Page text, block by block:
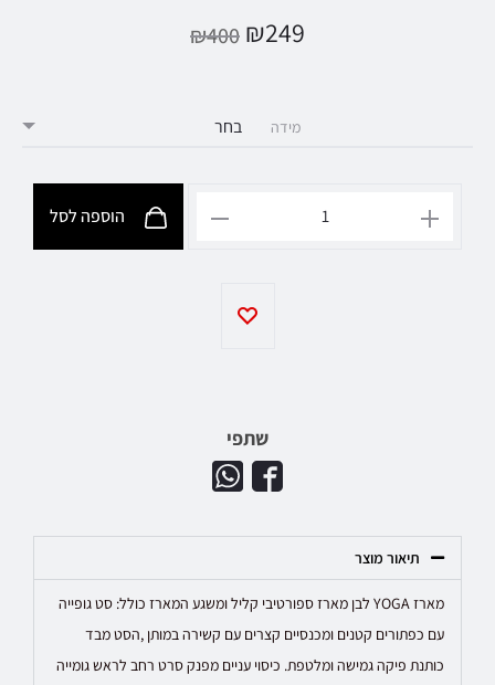
₪400 ₪249
מידה
שתפי
תיאור מוצר
מארז YOGA לבן מארז ספורטיבי קליל ומשגע המארז כולל: סט גופייה
עם כפתורים קטנים ומכנסיים קצרים עם קשירה במותן ,הסט מבד
כותנת פיקה גמישה ומלטפת. כיסוי עניים מפנק סרט רחב לראש גומייה